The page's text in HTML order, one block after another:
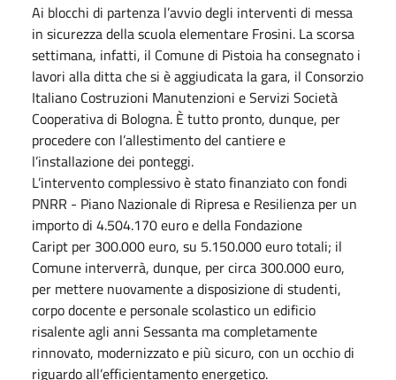
Ai blocchi di partenza l’avvio degli interventi di messa
in sicurezza della scuola elementare Frosini. La scorsa
settimana, infatti, il Comune di Pistoia ha consegnato i
lavori alla ditta che si è aggiudicata la gara, il Consorzio
Italiano Costruzioni Manutenzioni e Servizi Società
Cooperativa di Bologna. È tutto pronto, dunque, per
procedere con l’allestimento del cantiere e
l’installazione dei ponteggi.
L’intervento complessivo è stato finanziato con fondi
PNRR - Piano Nazionale di Ripresa e Resilienza per un
importo di 4.504.170 euro e della Fondazione
Caript per 300.000 euro, su 5.150.000 euro totali; il
Comune interverrà, dunque, per circa 300.000 euro,
per mettere nuovamente a disposizione di studenti,
corpo docente e personale scolastico un edificio
risalente agli anni Sessanta ma completamente
rinnovato, modernizzato e più sicuro, con un occhio di
riguardo all’efficientamento energetico.